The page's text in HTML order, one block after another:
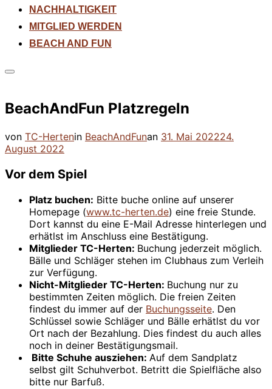
NACHHALTIGKEIT
MITGLIED WERDEN
BEACH AND FUN
Seitenleiste
umschalten
BeachAndFun Platzregeln
von TC-Hertenin BeachAndFunan Veröffentlicht
31. Mai 202224.
August 2022
Vor dem Spiel
Platz buchen: Bitte buche online auf unserer
Homepage (www.tc-herten.de) eine freie Stunde.
Dort kannst du eine E-Mail Adresse hinterlegen und
erhätlst im Anschluss eine Bestätigung.
Mitglieder TC-Herten: Buchung jederzeit möglich.
Bälle und Schläger stehen im Clubhaus zum Verleih
zur Verfügung.
Nicht-Mitglieder TC-Herten: Buchung nur zu
bestimmten Zeiten möglich. Die freien Zeiten
findest du immer auf der Buchungsseite. Den
Schlüssel sowie Schläger und Bälle erhätlst du vor
Ort nach der Bezahlung. Dies findest du auch alles
noch in deiner Bestätigungsmail.
Bitte Schuhe ausziehen: Auf dem Sandplatz
selbst gilt Schuhverbot. Betritt die Spielfläche also
bitte nur Barfuß.